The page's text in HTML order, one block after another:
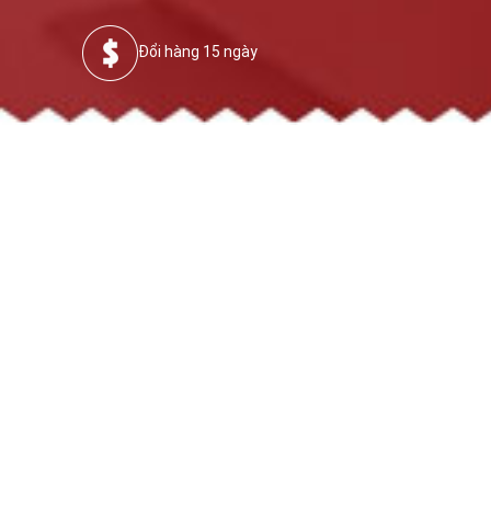
Đổi hàng 15 ngày